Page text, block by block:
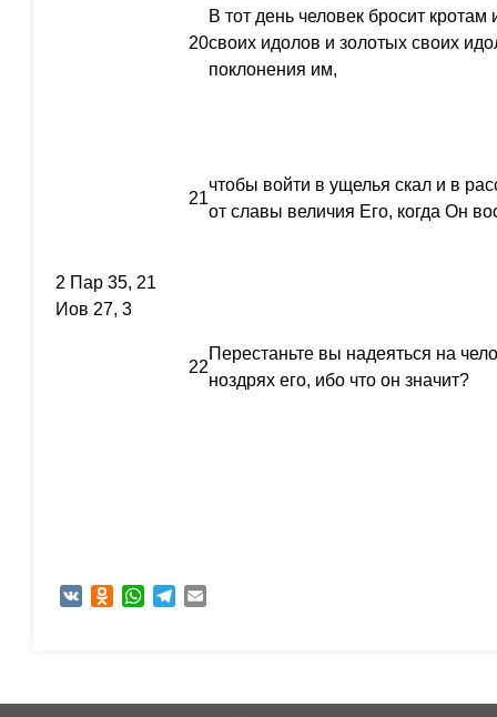
20
В тот день человек бросит
своих идолов и золотых своих
поклонения им,
21
чтобы войти в ущелья скал и в
от славы величия Его, когда Он
2 Пар 35, 21
Иов 27, 3
22
Перестаньте вы надеяться на
ноздрях его, ибо что он значит?
VK Odnoklassniki
WhatsAppTelegram